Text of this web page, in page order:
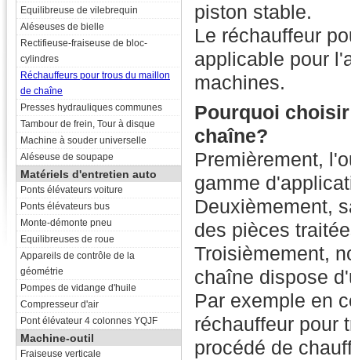
Equilibreuse de vilebrequin
Aléseuses de bielle
Rectifieuse-fraiseuse de bloc-
cylindres
Réchauffeurs pour trous du maillon
de chaîne
Presses hydrauliques communes
Tambour de frein, Tour à disque
Machine à souder universelle
Aléseuse de soupape
Matériels d'entretien auto
Ponts élévateurs voiture
Ponts élévateurs bus
Monte-démonte pneu
Equilibreuses de roue
Appareils de contrôle de la
géométrie
Pompes de vidange d'huile
Compresseur d'air
Pont élévateur 4 colonnes YQJF
Machine-outil
Fraiseuse verticale
piston stable.
Le réchauffeur
applicable pour
machines.
Pourquoi
chaîne?
Premièrement,
gamme
Deuxièmement,
des pièces
Troisièmement,
chaîne dispose
Par exemple en
réchauffeur pour
procédé de